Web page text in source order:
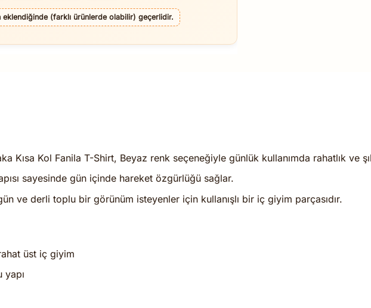
eklendiğinde (farklı ürünlerde olabilir) geçerlidir.
Kısa Kol Fanila T-Shirt, Beyaz renk seçeneğiyle günlük kullanımda rahatlık ve
sayesinde gün içinde hareket özgürlüğü sağlar.
ve derli toplu bir görünüm isteyenler için kullanışlı bir iç giyim parçasıdır.
üst iç giyim